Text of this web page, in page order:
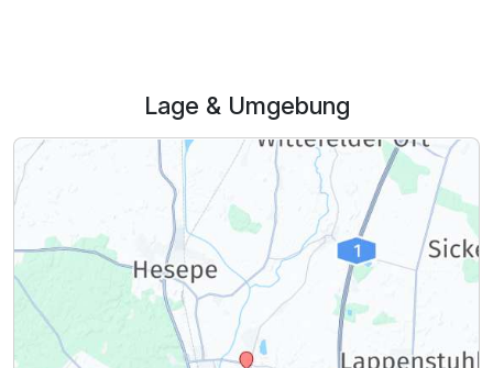
1 Erwachsenen und 1 KindLage & Umgebung